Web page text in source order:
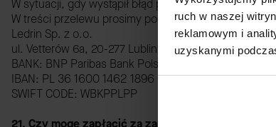
ruch w naszej
reklamowym i
uzyskanymi
W sytuacji, gdy wystąpił błąd płatności, można
W treści przelewu prosimy podać numer zamówienia.
Ledrin Sp. z o.o.
ul. Vetterów 6a, 20-277 Lublin
BANK: BNP Paribas Bank Polska S. A.
IBAN: PL 36 1600 1462 1896 0860 5000 0008
SWIFT CODE: WBKPPLPP
21. Czy mogę zapłacić za zamówienie w innej